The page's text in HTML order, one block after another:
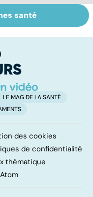
: et si
?
santé
LE MAG DE LA SANTÉ
des cookies
de confidentialité
thématique